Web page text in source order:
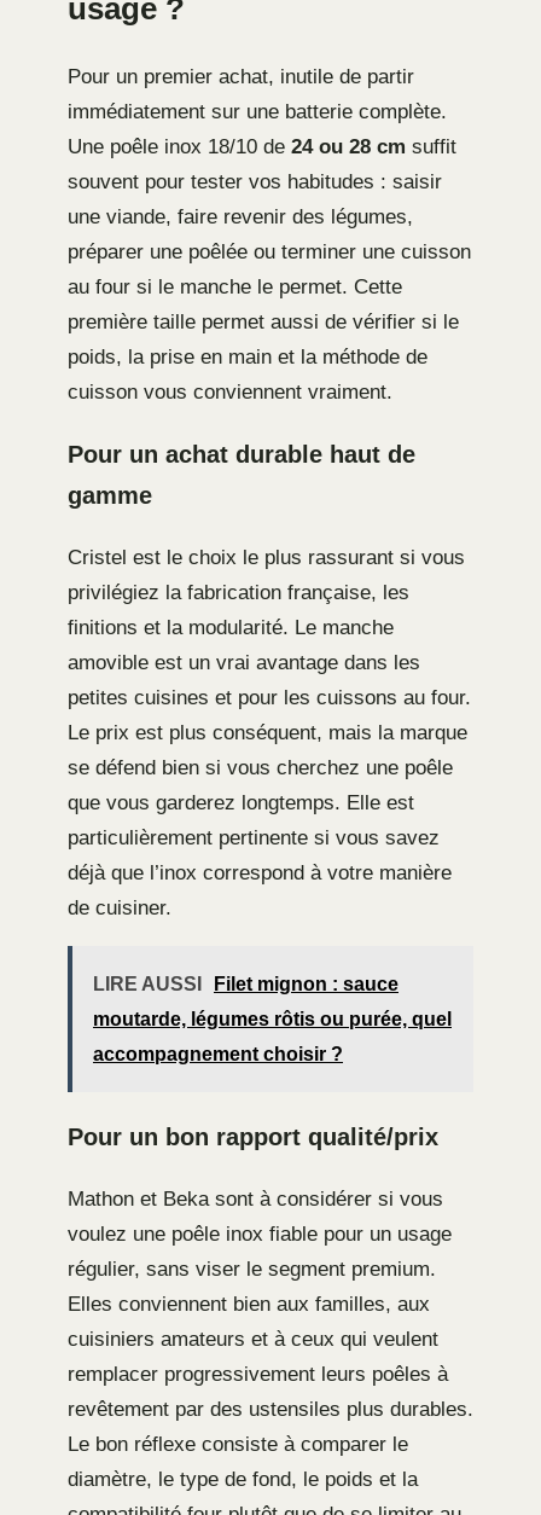
usage ?
Pour un premier achat, inutile de partir
immédiatement sur une batterie complète.
Une poêle inox 18/10 de 24 ou 28 cm suffit
souvent pour tester vos habitudes : saisir
une viande, faire revenir des légumes,
préparer une poêlée ou terminer une cuisson
au four si le manche le permet. Cette
première taille permet aussi de vérifier si le
poids, la prise en main et la méthode de
cuisson vous conviennent vraiment.
Pour un achat durable haut de
gamme
Cristel est le choix le plus rassurant si vous
privilégiez la fabrication française, les
finitions et la modularité. Le manche
amovible est un vrai avantage dans les
petites cuisines et pour les cuissons au four.
Le prix est plus conséquent, mais la marque
se défend bien si vous cherchez une poêle
que vous garderez longtemps. Elle est
particulièrement pertinente si vous savez
déjà que l’inox correspond à votre manière
de cuisiner.
LIRE AUSSI
Filet mignon : sauce
moutarde, légumes rôtis ou purée, quel
accompagnement choisir ?
Pour un bon rapport qualité/prix
Mathon et Beka sont à considérer si vous
voulez une poêle inox fiable pour un usage
régulier, sans viser le segment premium.
Elles conviennent bien aux familles, aux
cuisiniers amateurs et à ceux qui veulent
remplacer progressivement leurs poêles à
revêtement par des ustensiles plus durables.
Le bon réflexe consiste à comparer le
diamètre, le type de fond, le poids et la